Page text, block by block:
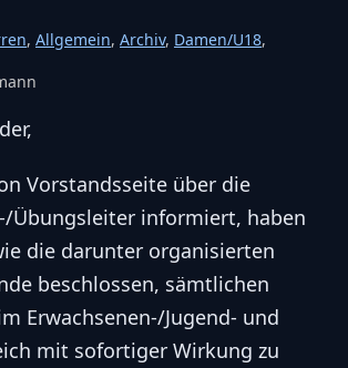
, Allgemein, Archiv, Damen/U18,
Vorstandsseite über die
Übungsleiter informiert, haben
die darunter organisierten
beschlossen, sämtlichen
Erwachsenen-/Jugend- und
mit sofortiger Wirkung zu